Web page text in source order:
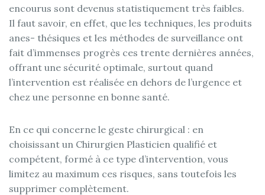
encourus sont devenus statistiquement très faibles.
Il faut savoir, en effet, que les techniques, les produits
anes- thésiques et les méthodes de surveillance ont
fait d’immenses progrès ces trente dernières années,
offrant une sécurité optimale, surtout quand
l’intervention est réalisée en dehors de l’urgence et
chez une personne en bonne santé.
En ce qui concerne le geste chirurgical : en
choisissant un Chirurgien Plasticien qualifié et
compétent, formé à ce type d’intervention, vous
limitez au maximum ces risques, sans toutefois les
supprimer complètement.